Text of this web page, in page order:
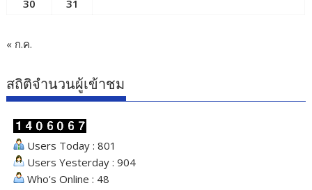
30
31
« ก.ค.
สถิติจำนวนผู้เข้าชม
Users Today : 801
Users Yesterday : 904
Who's Online : 48